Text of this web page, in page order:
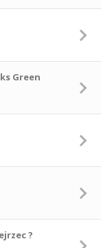
Green
?